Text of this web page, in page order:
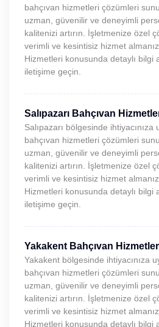
bahçıvan hizmetleri çözümleri
uzman, güvenilir ve deneyimli
kalitenizi artırın. İşletmenize özel
verimli ve kesintisiz hizmet
Hizmetleri konusunda detaylı bilgi
iletişime geçin.
Salıpazarı Bahçıvan
Salıpazarı bölgesinde
bahçıvan hizmetleri çözümleri
uzman, güvenilir ve deneyimli
kalitenizi artırın. İşletmenize özel
verimli ve kesintisiz hizmet
Hizmetleri konusunda detaylı bilgi
iletişime geçin.
Yakakent Bahçıvan
Yakakent bölgesinde ihtiyacınıza
bahçıvan hizmetleri çözümleri
uzman, güvenilir ve deneyimli
kalitenizi artırın. İşletmenize özel
verimli ve kesintisiz hizmet
Hizmetleri konusunda detaylı bilgi